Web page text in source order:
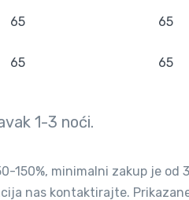
65 65
65 65
1-3 noći.
150%, minimalni zakup je od
nas kontaktirajte.